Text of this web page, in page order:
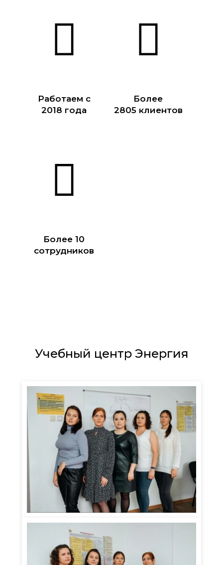
Работаем с
2018 года
Более
2805 клиентов
Более 10
сотрудников
Учебный центр Энергия